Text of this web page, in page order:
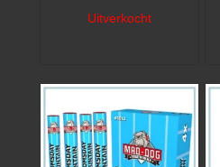
Uitverkocht